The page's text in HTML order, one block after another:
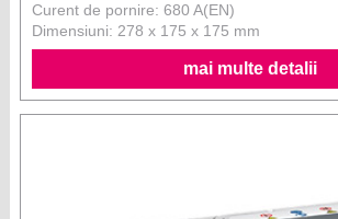
Curent de pornire: 680 A(EN)
Dimensiuni: 278 x 175 x 175 mm
mai multe detalii